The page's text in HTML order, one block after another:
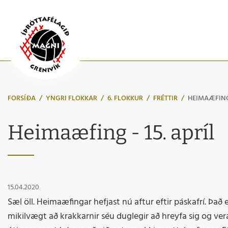
FORSÍÐA / YNGRI FLOKKAR / 6. FLOKKUR / FRÉTTIR /
Heimaæfing - 15. apríl
15.04.2020
Sæl öll. Heimaæfingar hefjast nú aftur eftir páskafrí. Það
mikilvægt að krakkarnir séu duglegir að hreyfa sig og